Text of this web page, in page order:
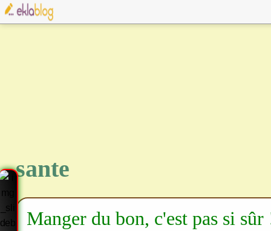
sante
Manger du bon, c'est pas si sûr